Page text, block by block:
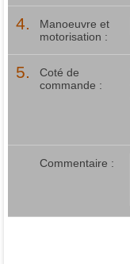
4.
Manoeuvre et
motorisation :
5.
Coté de
commande :
Commentaire :